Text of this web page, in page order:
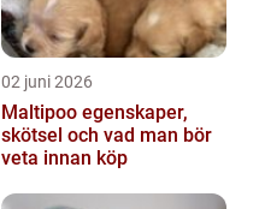
02 juni 2026
Maltipoo egenskaper,
skötsel och vad man bör
veta innan köp